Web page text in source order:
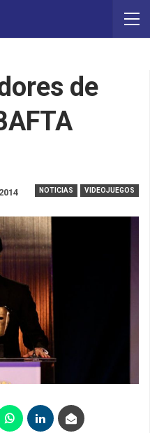
de
NOTICIAS VIDEOJUEGOS